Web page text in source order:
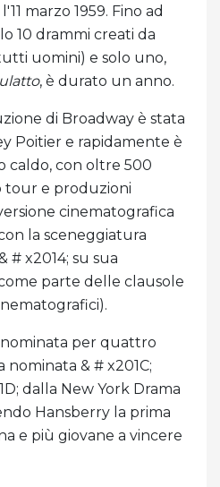
marzo 1959. Fino ad
10 drammi creati da
uomini) e solo uno,
, è durato un anno.
di Broadway è stata
Poitier e rapidamente è
caldo, con oltre 500
tour e produzioni
cinematografica
la sceneggiatura
# x2014; su sua
parte delle clausole
nominata per quattro
& # x201C;
dalla New York Drama
Hansberry la prima
e più giovane a vincere